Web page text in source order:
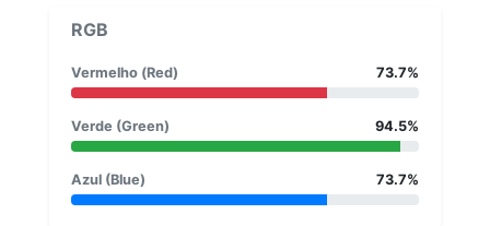
RGB
Vermelho (Red) 73.7%
Verde (Green) 94.5%
Azul (Blue) 73.7%